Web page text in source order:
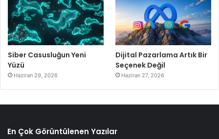
Siber Casusluğun Yeni
Yüzü
Haziran 29, 2026
Dijital Pazarlama Artık Bir
Seçenek Değil
Haziran 27, 2026
En Çok Görüntülenen Yazılar